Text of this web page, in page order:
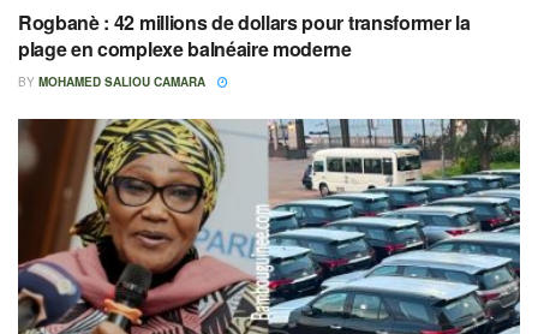
Rogbanè : 42 millions de dollars pour transformer la
plage en complexe balnéaire moderne
BY MOHAMED SALIOU CAMARA